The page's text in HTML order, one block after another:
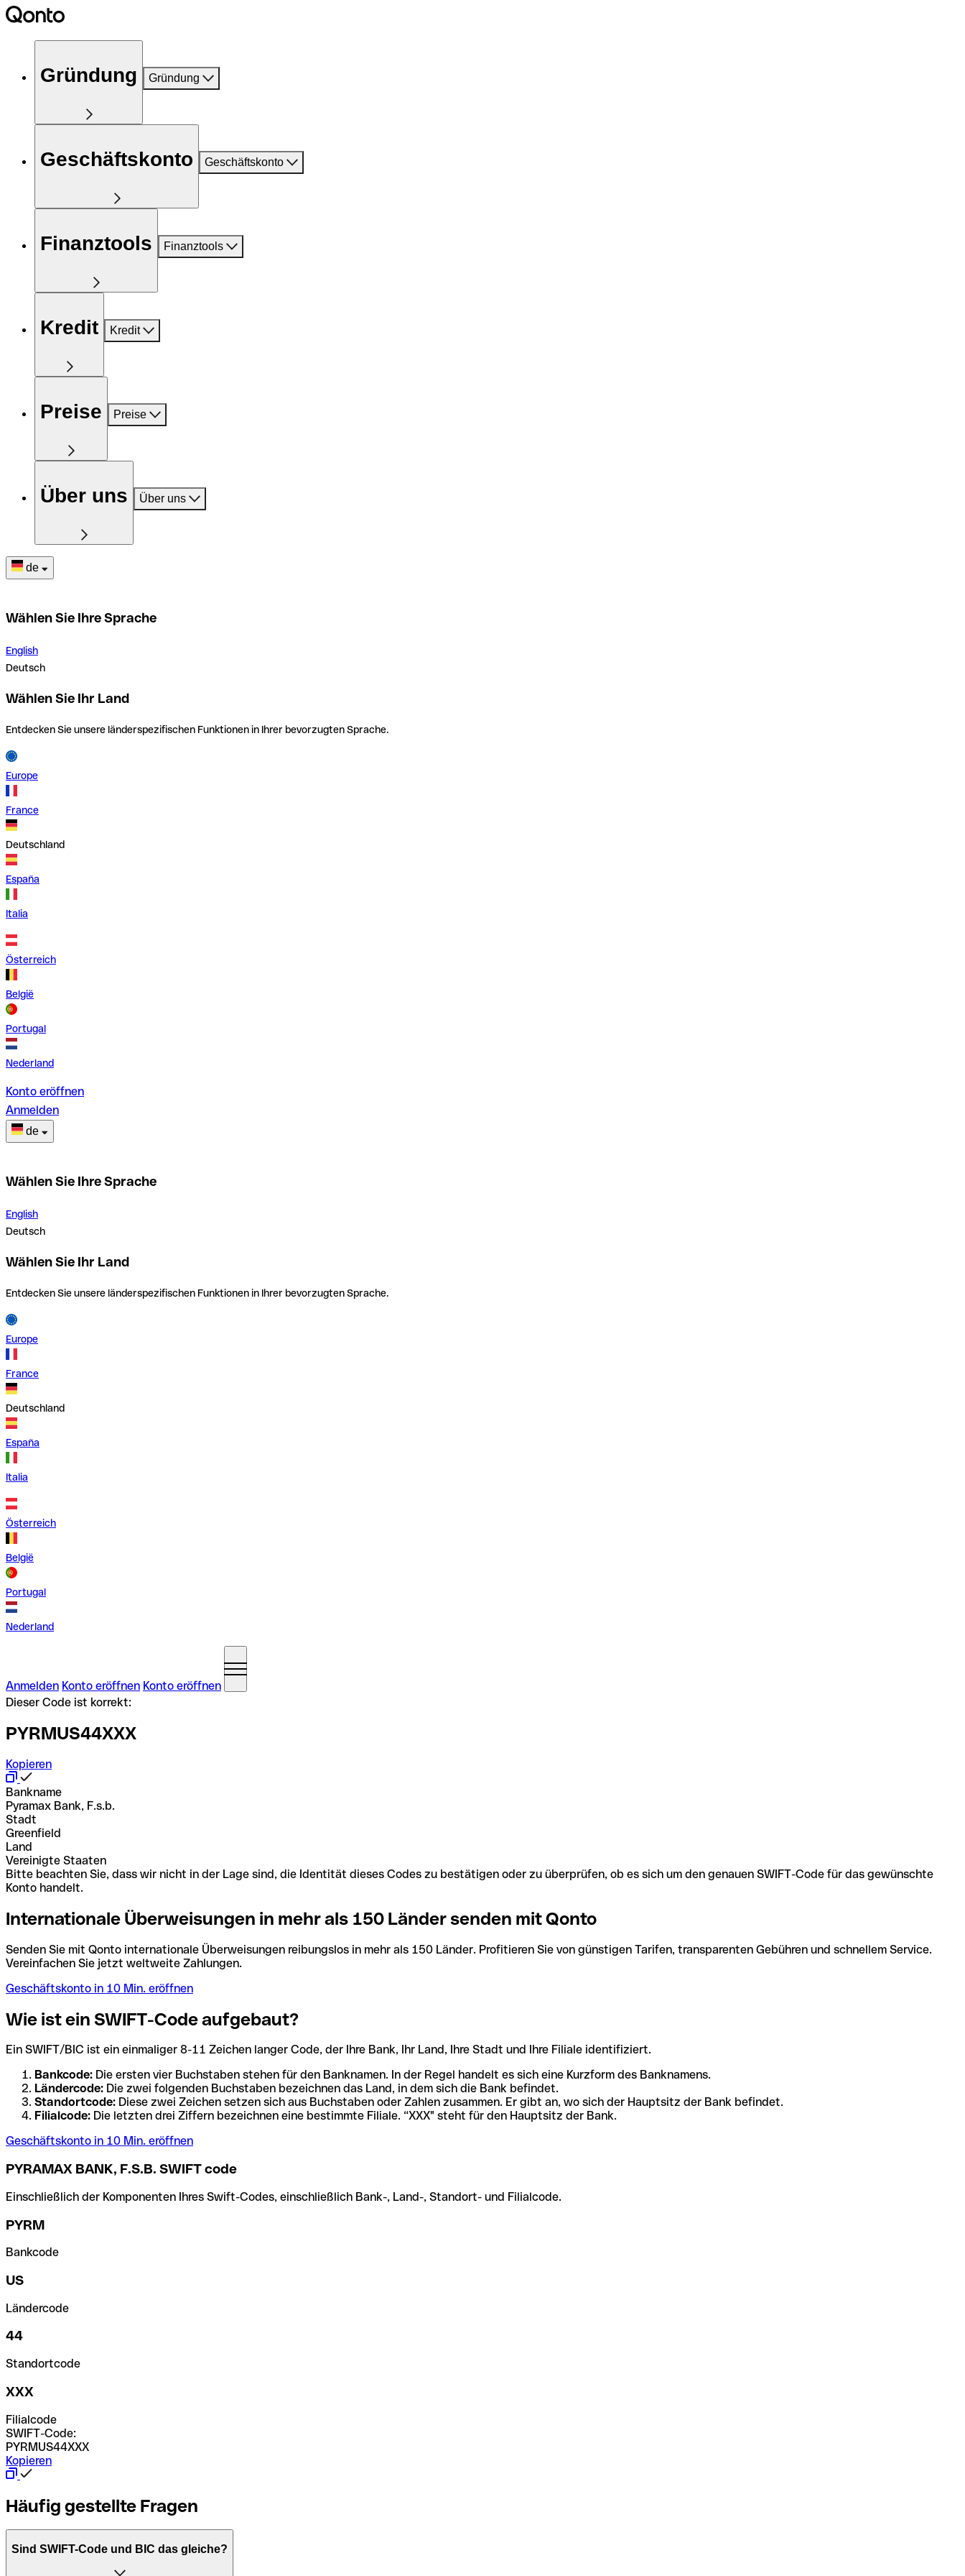
Gründung Gründung
Geschäftskonto Geschäftskonto
Finanztools Finanztools
Kredit Kredit
Preise Preise
Über uns Über uns
de
Wählen Sie Ihre Sprache
English
Deutsch
Wählen Sie Ihr Land
Entdecken Sie unsere länderspezifischen Funktionen in Ihrer bevorzugten Sprache.
Europe
France
Deutschland
España
Italia
Österreich
België
Portugal
Nederland
Konto eröffnen
Anmelden
de
Wählen Sie Ihre Sprache
English
Deutsch
Wählen Sie Ihr Land
Entdecken Sie unsere länderspezifischen Funktionen in Ihrer bevorzugten Sprache.
Europe
France
Deutschland
España
Italia
Österreich
België
Portugal
Nederland
Anmelden Konto eröffnen Konto eröffnen
Dieser Code ist korrekt:
PYRMUS44XXX
Kopieren
Bankname
Pyramax Bank, F.s.b.
Stadt
Greenfield
Land
Vereinigte Staaten
Bitte beachten Sie, dass wir nicht in der Lage sind, die Identität dieses Codes zu bestätigen oder zu überprüfen, ob es sich um den genauen SWIFT-Code für das gewünschte
Konto handelt.
Internationale Überweisungen in mehr als 150 Länder senden mit Qonto
Senden Sie mit Qonto internationale Überweisungen reibungslos in mehr als 150 Länder. Profitieren Sie von günstigen Tarifen, transparenten Gebühren und schnellem Service.
Vereinfachen Sie jetzt weltweite Zahlungen.
Geschäftskonto in 10 Min. eröffnen
Wie ist ein SWIFT-Code aufgebaut?
Ein SWIFT/BIC ist ein einmaliger 8-11 Zeichen langer Code, der Ihre Bank, Ihr Land, Ihre Stadt und Ihre Filiale identifiziert.
Bankcode: Die ersten vier Buchstaben stehen für den Banknamen. In der Regel handelt es sich eine Kurzform des Banknamens.
Ländercode: Die zwei folgenden Buchstaben bezeichnen das Land, in dem sich die Bank befindet.
Standortcode: Diese zwei Zeichen setzen sich aus Buchstaben oder Zahlen zusammen. Er gibt an, wo sich der Hauptsitz der Bank befindet.
Filialcode: Die letzten drei Ziffern bezeichnen eine bestimmte Filiale. “XXX" steht für den Hauptsitz der Bank.
Geschäftskonto in 10 Min. eröffnen
PYRAMAX BANK, F.S.B. SWIFT code
Einschließlich der Komponenten Ihres Swift-Codes, einschließlich Bank-, Land-, Standort- und Filialcode.
PYRM
Bankcode
US
Ländercode
44
Standortcode
XXX
Filialcode
SWIFT-Code:
PYRMUS44XXX
Kopieren
Häufig gestellte Fragen
Sind SWIFT-Code und BIC das gleiche?